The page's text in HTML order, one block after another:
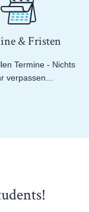
& Fristen
Termine - Nichts
verpassen...